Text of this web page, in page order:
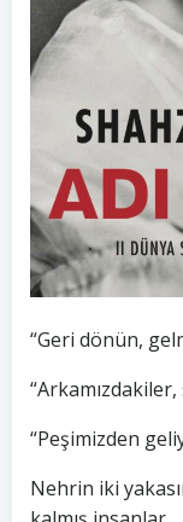
“Geri dönün,
“Peşimizden
Nehrin iki